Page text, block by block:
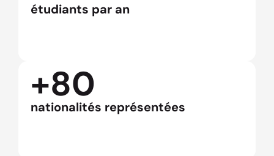
étudiants par an
+80
nationalités représentées